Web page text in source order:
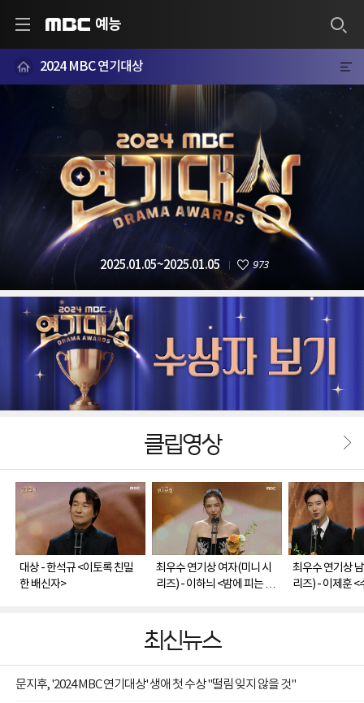
예능
2024 MBC 연기대상
2025.01.05~2025.01.05 973
클립영상
대상 - 한석규 <이토록 친밀
한 배신자>
최우수 연기상 여자(미니 시
리즈) - 이하늬 <밤에 피는 꽃
최우수 연기상
리즈) - 이제훈 <
최신뉴스
문지후, '2024 MBC 연기대상' 생애 첫 수상 "떨림 잊지 않을 것"